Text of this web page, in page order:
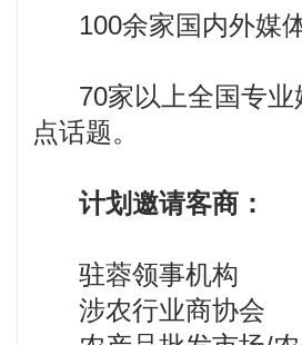
100余家国内外媒体
70家以上全国专业
点话题。
计划邀请客商：
驻蓉领事机构
涉农行业商协会